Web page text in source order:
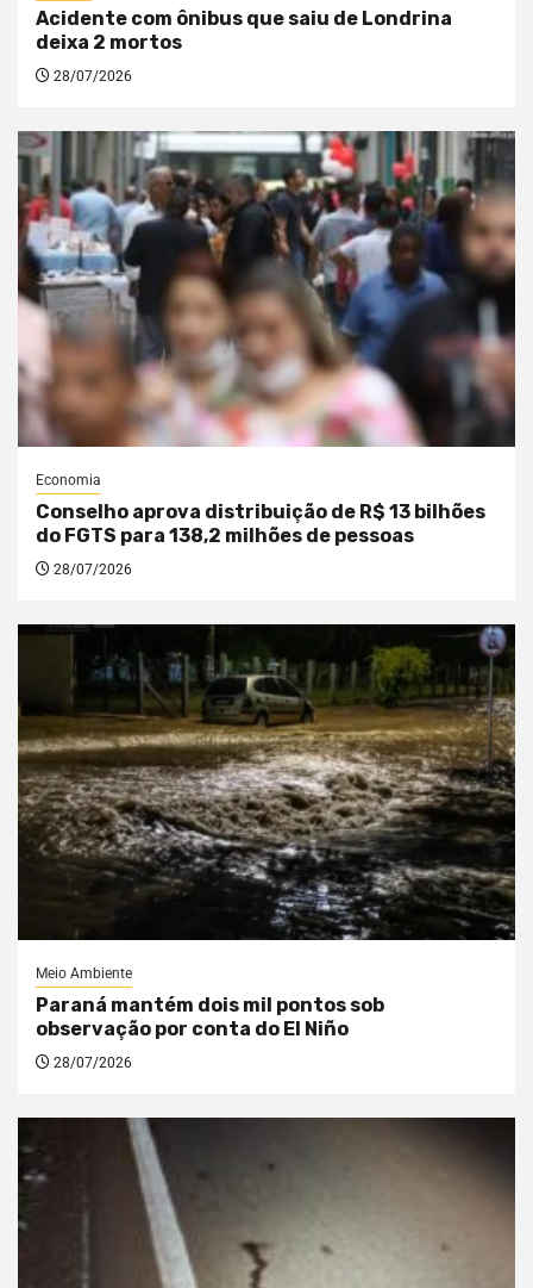
Acidente com ônibus que saiu de Londrina
deixa 2 mortos
28/07/2026
Economia
Conselho aprova distribuição de R$ 13 bilhões
do FGTS para 138,2 milhões de pessoas
28/07/2026
Meio Ambiente
Paraná mantém dois mil pontos sob
observação por conta do El Niño
28/07/2026